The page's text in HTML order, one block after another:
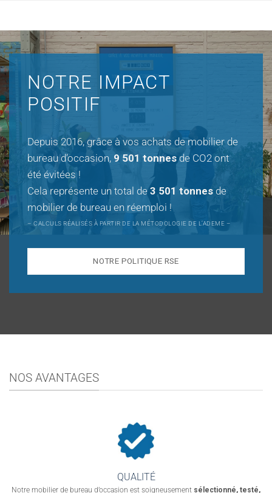
NOTRE IMPACT
POSITIF
Depuis 2016, grâce à vos achats de mobilier de
bureau d’occasion, 9 501 tonnesde CO2 ont
été évitées !
Cela représente un total de3 501 tonnes de
mobilier de bureau en réemploi !
– CALCULS RÉALISÉS À PARTIR DE LA MÉTODOLOGIE DE L’ADEME –
NOTRE POLITIQUE RSE
NOS AVANTAGES
QUALITÉ
Notre mobilier de bureau d’occasion est soigneusement sélectionné, testé,